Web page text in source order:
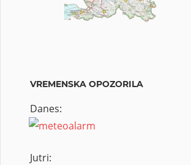
VREMENSKA OPOZORILA
Danes:
Jutri: